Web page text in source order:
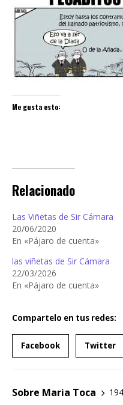
Me gusta esto:
Relacionado
Las Viñetas de Sir Cámara
20/06/2020
En «Pájaro de cuenta»
las viñetas de Sir Cámara
22/03/2026
En «Pájaro de cuenta»
Compartelo en tus redes:
Facebook Twitter
Sobre Maria Toca